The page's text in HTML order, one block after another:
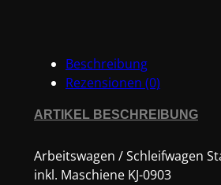
0903
Beschreibung
Rezensionen (0)
ARTIKEL BESCHREIBUNG
Arbeitswagen / Schleifwagen
inkl. Maschiene KJ-0903